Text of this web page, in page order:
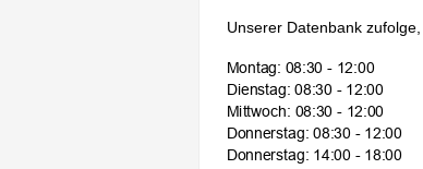
Unserer Datenbank